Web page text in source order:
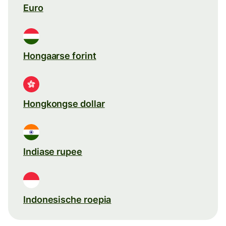
Euro
Hongaarse forint
Hongkongse dollar
Indiase rupee
Indonesische roepia